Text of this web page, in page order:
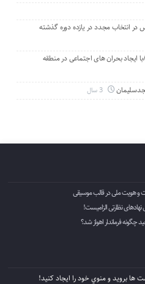
انتخاب مجدد در یازده دوره گذشته
ایجاد بحران های اجتماعی در منطقه
3 سال
و هویت ملی در قالب موسیقی
نظارتی الزامیست!
فرماندار اهواز شد؟
برويد و منوي خود را ايجاد كنيد!